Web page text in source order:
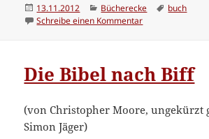
Veröffentlicht
am
13.11.2012 Kategorien
Bücherecke
buch
Schreibe einen Kommentarzu Hüter der
Die Bibel nach Biff
(von Christopher Moore, ungekürzt
Simon Jäger)